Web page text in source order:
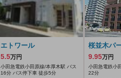
エトワール
5.5万円
小田急電鉄小田原線/本厚木駅 バス
16分 バス停下車 徒歩5分
桜並木パ
9.95万円
小田急電鉄小
22分